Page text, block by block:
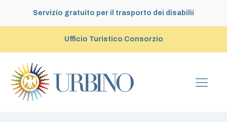
Servizio gratuito per il trasporto dei disabilii
Ufficio Turistico Consorzio